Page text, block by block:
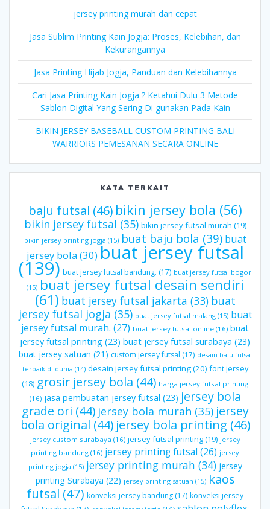
jersey printing murah dan cepat
Jasa Sublim Printing Kain Jogja: Proses, Kelebihan, dan
Kekurangannya
Jasa Printing Hijab Jogja, Panduan dan Kelebihannya
Cari Jasa Printing Kain Jogja ? Ketahui Dulu 3 Metode
Sablon Digital Yang Sering Di gunakan Pada Kain
BIKIN JERSEY BASEBALL CUSTOM PRINTING BALI
WARRIORS PEMESANAN SECARA ONLINE
KATA TERKAIT
baju futsal (46) bikin jersey bola (56)
bikin jersey futsal (35) bikin jersey futsal murah (19)
bikin jersey printing jogja (15) buat baju bola (39) buat
jersey bola(30)buat jersey futsal
(139) buat jersey futsal bandung. (17) buat jersey futsal bogor
(15) buat jersey futsal desain sendiri
(61) buat jersey futsal jakarta (33) buat
jersey futsal jogja (35) buat jersey futsal malang(15) buat
jersey futsal murah. (27) buat jersey futsal online(16) buat
jersey futsal printing (23) buat jersey futsal surabaya (23)
buat jersey satuan (21) custom jersey futsal (17) desain baju futsal
terbaik di dunia (14) desain jersey futsal printing(20) font jersey
(18) grosir jersey bola (44) harga jersey futsal printing
(16) jasa pembuatan jersey futsal (23) jersey bola
grade ori (44) jersey bola murah (35) jersey
bola original (44) jersey bola printing (46)
jersey custom surabaya (16) jersey futsal printing(19) jersey
printing bandung (16) jersey printing futsal (26) jersey
printing jogja (15) jersey printing murah (34) jersey
printing Surabaya (22) jersey printing satuan (15) kaos
futsal (47) konveksi jersey bandung (17) konveksi jersey